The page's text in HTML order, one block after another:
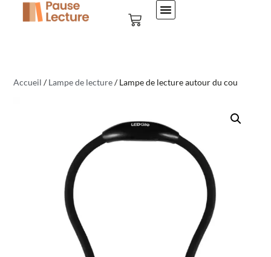
Accueil /Lampe de lecture/ Lampe de lecture autour du cou